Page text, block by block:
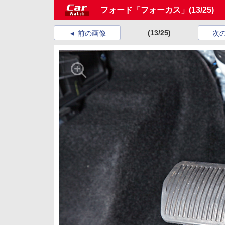
フォード「フォーカス」 (13/25)
前の画像 (13/25) 次